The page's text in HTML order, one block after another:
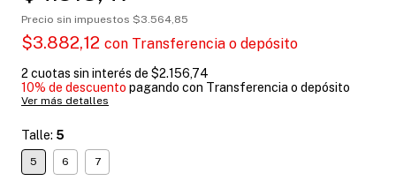
Precio sin impuestos $3.564,85
$3.882,12 con Transferencia o depósito
2 cuotas sin interés de $2.156,74
10% de descuento pagando con Transferencia o depósito
Ver más detalles
Talle: 5
5 6 7